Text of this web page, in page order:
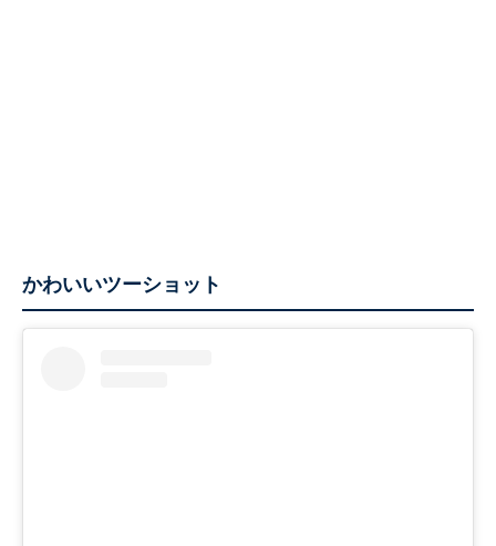
かわいいツーショット